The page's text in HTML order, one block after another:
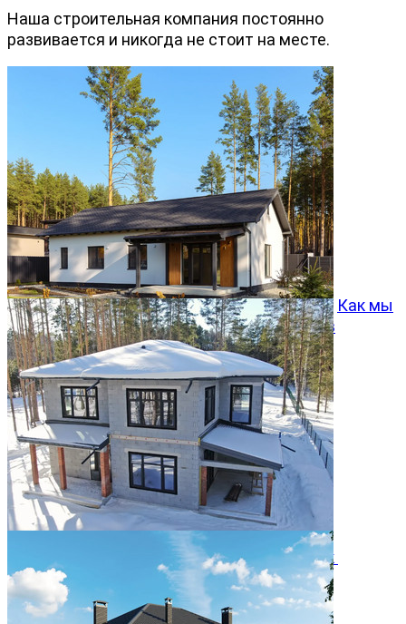
Наша строительная компания постоянно
развивается и никогда не стоит на месте.
Как мы
превращаем типовой проект Хвойный 96 в
особенный дом
05.08.2026
Двухэтажный дом 366м² в КП Заповедник
28.07.2026